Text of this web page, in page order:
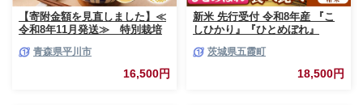
【寄附金額を見直しました】≪
令和8年11月発送≫ 特別栽培
県 平川市】
青森県平川市
16,500円
新米 先行受付 令和8年産 『こ
しひかり』『ひとめぼれ』
白米 コメ こめ 食べ比べセット
コシヒカリ ひとめぼれ 先行予
約 2026年 人気 家計応援 単一米
茨城県五霞町
18,500円